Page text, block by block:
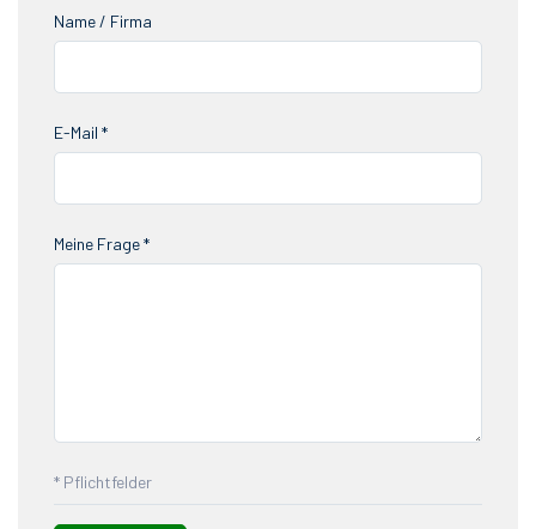
Name / Firma
E-Mail *
Meine Frage *
* Pflichtfelder